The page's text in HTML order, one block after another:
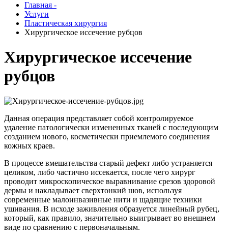
Главная -
Услуги
Пластическая хирургия
Хирургическое иссечение рубцов
Хирургическое иссечение
рубцов
Данная операция представляет собой контролируемое
удаление патологически измененных тканей с последующим
созданием нового, косметически приемлемого соединения
кожных краев.
В процессе вмешательства старый дефект либо устраняется
целиком, либо частично иссекается, после чего хирург
проводит микроскопическое выравнивание срезов здоровой
дермы и накладывает сверхтонкий шов, используя
современные малоинвазивные нити и щадящие техники
ушивания. В исходе заживления образуется линейный рубец,
который, как правило, значительно выигрывает во внешнем
виде по сравнению с первоначальным.